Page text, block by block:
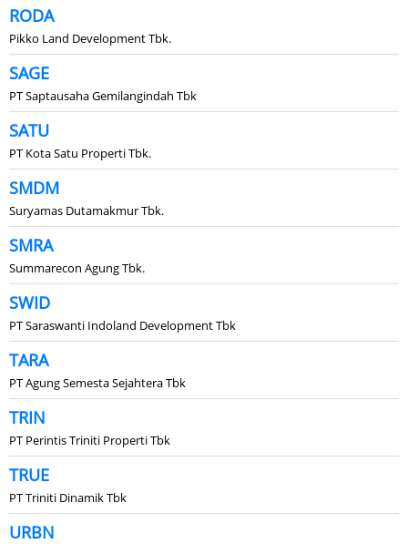
RODA
Pikko Land Development Tbk.
SAGE
PT Saptausaha Gemilangindah Tbk
SATU
PT Kota Satu Properti Tbk.
SMDM
Suryamas Dutamakmur Tbk.
SMRA
Summarecon Agung Tbk.
SWID
PT Saraswanti Indoland Development Tbk
TARA
PT Agung Semesta Sejahtera Tbk
TRIN
PT Perintis Triniti Properti Tbk
TRUE
PT Triniti Dinamik Tbk
URBN